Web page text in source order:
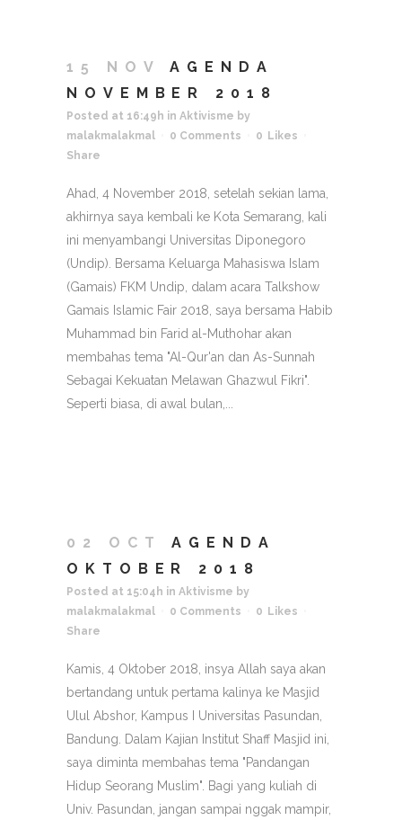
15 NOV
AGENDA
NOVEMBER 2018
Posted at 16:49h in Aktivisme by
malakmalakmal
0 Comments 0
Likes
Share
Ahad, 4 November 2018, setelah sekian lama,
akhirnya saya kembali ke Kota Semarang, kali
ini menyambangi Universitas Diponegoro
(Undip). Bersama Keluarga Mahasiswa Islam
(Gamais) FKM Undip, dalam acara Talkshow
Gamais Islamic Fair 2018, saya bersama Habib
Muhammad bin Farid al-Muthohar akan
membahas tema "Al-Qur'an dan As-Sunnah
Sebagai Kekuatan Melawan Ghazwul Fikri".
Seperti biasa, di awal bulan,...
02 OCT
AGENDA
OKTOBER 2018
Posted at 15:04h in Aktivisme by
malakmalakmal
0 Comments 0
Likes
Share
Kamis, 4 Oktober 2018, insya Allah saya akan
bertandang untuk pertama kalinya ke Masjid
Ulul Abshor, Kampus I Universitas Pasundan,
Bandung. Dalam Kajian Institut Shaff Masjid ini,
saya diminta membahas tema "Pandangan
Hidup Seorang Muslim". Bagi yang kuliah di
Univ. Pasundan, jangan sampai nggak mampir,